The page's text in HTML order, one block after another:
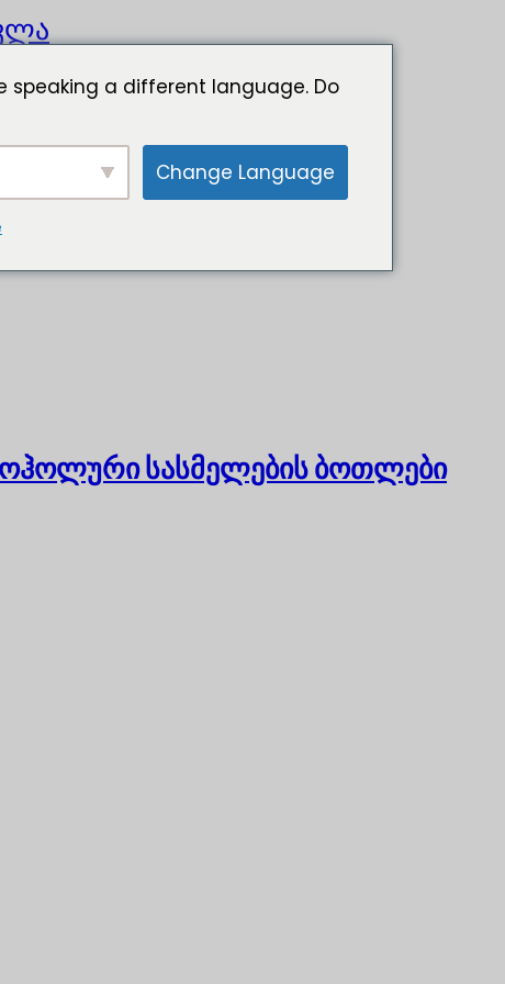
სასმელების ბოთლები
a different language. Do
Change Language